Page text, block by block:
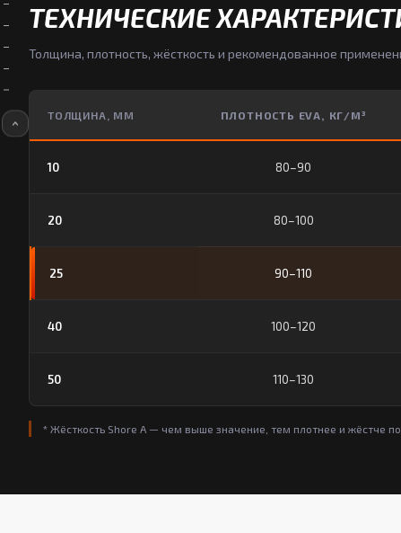
ТЕХНИЧЕСКИЕ
Толщина, плотность, жёсткость и рекомендованное
ТОЛЩИНА, ММ ПЛОТНОСТЬ EVA, КГ/М³
10 80–90
20 80–100
25 90–110
40 100–120
50 110–130
* Жёсткость Shore A — чем выше значение, тем плотнее и жёстче